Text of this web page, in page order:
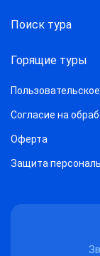
Поиск тура
Горящие туры
Согласие на
Оферта
Защитa